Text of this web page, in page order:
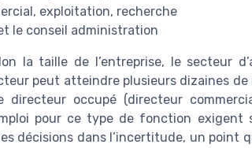
exploitation, recherche
le conseil administration
la taille de l’entreprise, le secteur
peut atteindre plusieurs dizaines de
occupé (directeur
pour ce type de fonction exigent
décisions dans l’incertitude, un point